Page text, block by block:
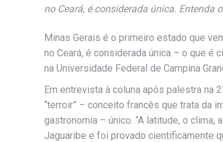
no Ceará, é considerada única. Entenda
Minas Gerais é o primeiro estado que
no Ceará, é considerada única – o que
na Universidade Federal de Campina
Em entrevista à coluna após palestra na
“terroir” – conceito francês que trata da
gastronomia – único. “A latitude, o clima,
Jaguaribe e foi provado cientificamente